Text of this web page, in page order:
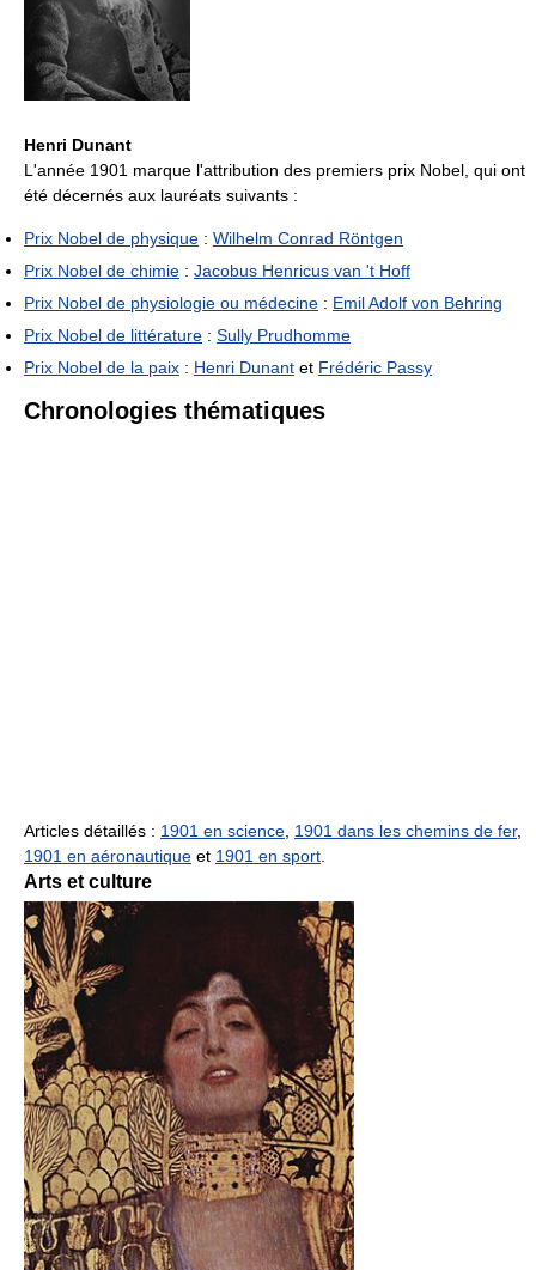
Henri Dunant
L'année 1901 marque l'attribution des premiers prix Nobel, qui ont
été décernés aux lauréats suivants :
Prix Nobel de physique : Wilhelm Conrad Röntgen
Prix Nobel de chimie : Jacobus Henricus van 't Hoff
Prix Nobel de physiologie ou médecine : Emil Adolf von Behring
Prix Nobel de littérature : Sully Prudhomme
Prix Nobel de la paix : Henri Dunant et Frédéric Passy
Chronologies thématiques
Articles détaillés : 1901 en science 1901 dans les chemins de fer,
1901 en aéronautique et 1901 en sport
Arts et culture